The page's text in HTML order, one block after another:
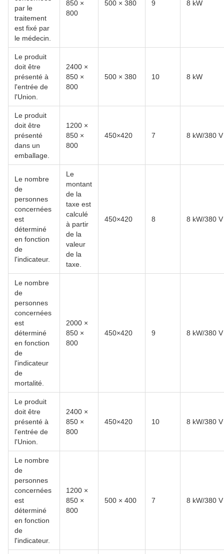
par le
traitement
est fixé par
le médecin.
850 ×
800
500 × 380 9 8 kW
Le produit
doit être
présenté à
l'entrée de
l'Union.
2400 ×
850 ×
800
500 × 380 10 8 kW
Le produit
doit être
présenté
dans un
emballage.
1200 ×
850 ×
800
450×420 7 8 kW/380 V
Le nombre
de
personnes
concernées
est
déterminé
en fonction
de
l'indicateur.
Le
montant
de la
taxe est
calculé
à partir
de la
valeur
de la
taxe.
450×420 8 8 kW/380 V
Le nombre
de
personnes
concernées
est
déterminé
en fonction
de
l'indicateur
de
mortalité.
2000 ×
850 ×
800
450×420 9 8 kW/380 V
Le produit
doit être
présenté à
l'entrée de
l'Union.
2400 ×
850 ×
800
450×420 10 8 kW/380 V
Le nombre
de
personnes
concernées
est
déterminé
en fonction
de
l'indicateur.
1200 ×
850 ×
800
500 × 400 7 8 kW/380 V